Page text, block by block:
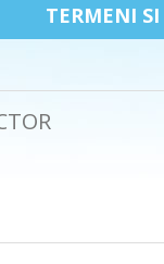
TERMENI